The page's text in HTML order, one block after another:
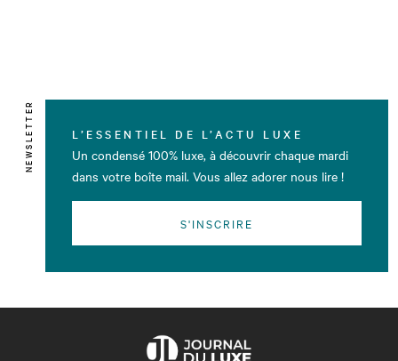
NEWSLETTER L’ESSENTIEL DE L’ACTU LUXE
Un condensé 100% luxe, à découvrir chaque mardi
dans votre boîte mail. Vous allez adorer nous lire !
S'INSCRIRE